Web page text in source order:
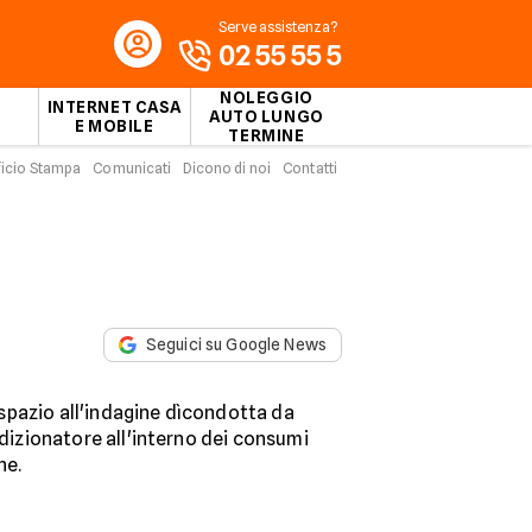
INTERNET CASA
E MOBILE
NOLEGGIO
AUTO LUNGO
TERMINE
Serve assistenza?
02 55 55 5
Stampa Comunicati Dicono di noi Contatti
Seguici su Google News
all'indagine dìcondotta da
all'interno dei consumi